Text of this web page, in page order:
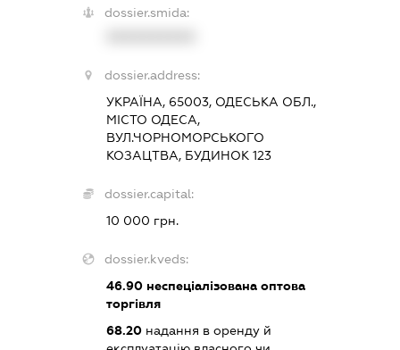
dossier.smida:
dossier.address:
УКРАЇНА, 65003, ОДЕСЬКА ОБЛ.,
МІСТО ОДЕСА,
ВУЛ.ЧОРНОМОРСЬКОГО
КОЗАЦТВА, БУДИНОК 123
dossier.capital:
10 000 грн.
dossier.kveds:
46.90неспеціалізована оптова
торгівля
68.20надання в оренду й